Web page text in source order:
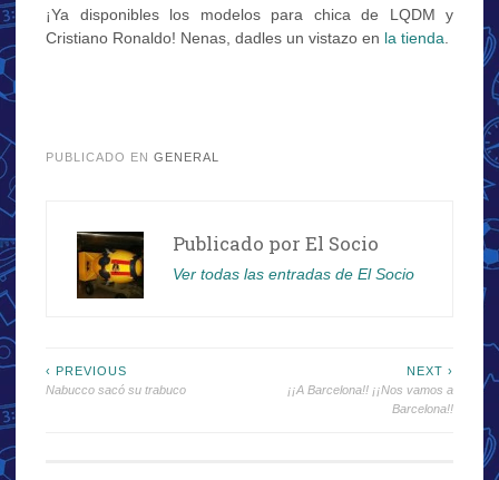
¡Ya disponibles los modelos para chica de LQDM y
Cristiano Ronaldo! Nenas, dadles un vistazo en la tienda
PUBLICADO EN GENERAL
Publicado por El Socio
Ver todas las entradas de El Socio
Navegación
‹ PREVIOUS
Nabucco sacó su trabuco
NEXT ›
¡¡A Barcelona!! ¡¡Nos vamos a
Barcelona!!